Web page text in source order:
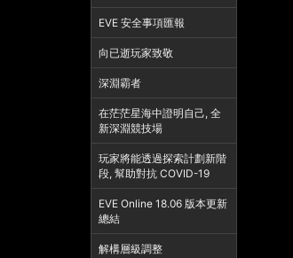
EVE 安全事項匯報
向已逝玩家致敬
深淵霸者
在茫茫星海中證明自己, 全
新深淵競技場
玩家將能透過探索計劃新階
段, 幫助對抗 COVID-19
EVE Online 18.06 版本更新
總結
解構層級調整